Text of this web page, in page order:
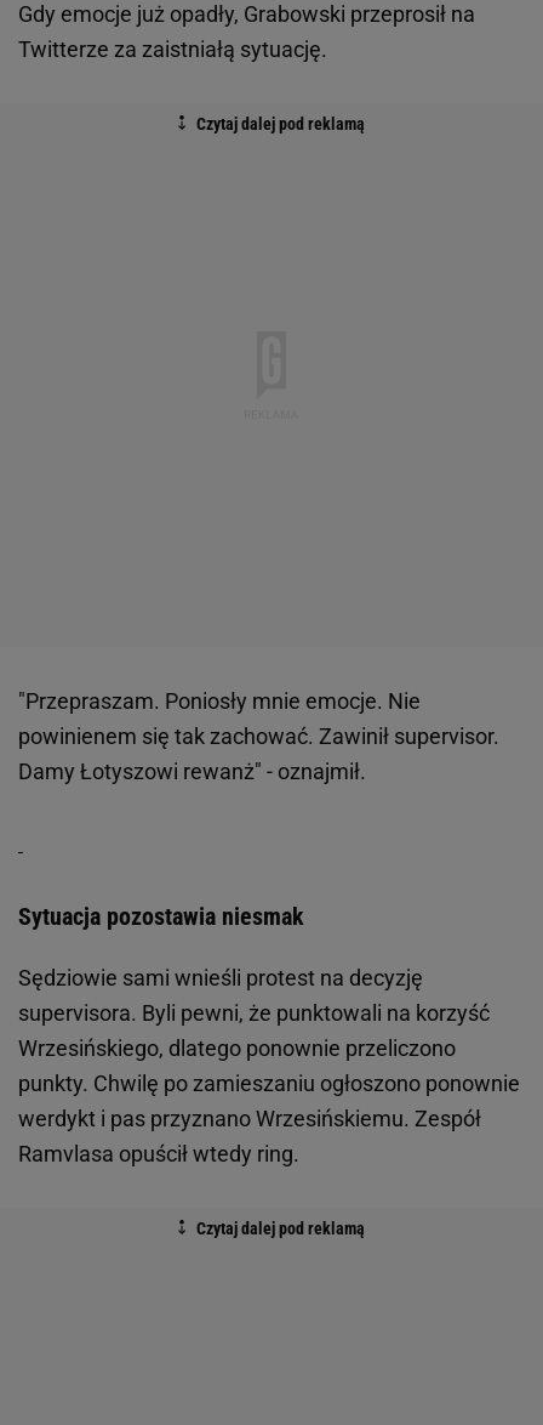
Gdy emocje już opadły, Grabowski przeprosił na
Twitterze za zaistniałą sytuację.
"Przepraszam. Poniosły mnie emocje. Nie
powinienem się tak zachować. Zawinił supervisor.
Damy Łotyszowi rewanż" - oznajmił.
Sytuacja pozostawia niesmak
Sędziowie sami wnieśli protest na decyzję
supervisora. Byli pewni, że punktowali na korzyść
Wrzesińskiego, dlatego ponownie przeliczono
punkty. Chwilę po zamieszaniu ogłoszono ponownie
werdykt i pas przyznano Wrzesińskiemu. Zespół
Ramvlasa opuścił wtedy ring.